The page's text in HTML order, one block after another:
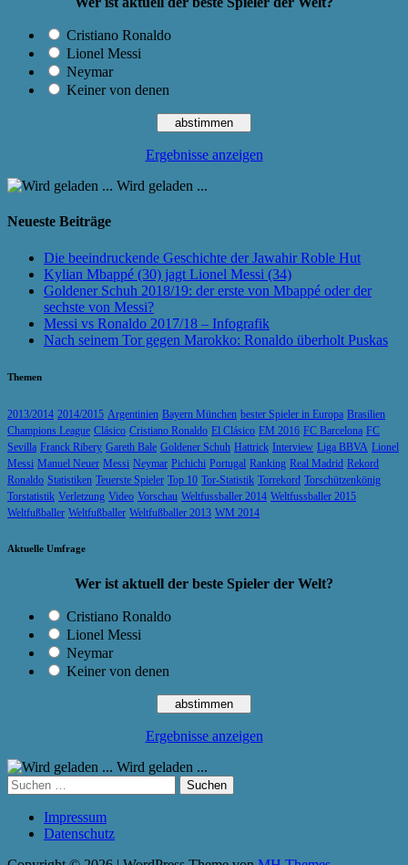
Cristiano Ronaldo
Lionel Messi
Neymar
Keiner von denen
Ergebnisse anzeigen
Wird geladen ...
Neueste Beiträge
Die beeindruckende Geschichte der Jawahir Roble Hut
Kylian Mbappé (30) jagt Lionel Messi (34)
Goldener Schuh 2018/19: der erste von Mbappé oder der
sechste von Messi?
Messi vs Ronaldo 2017/18 – Infografik
Nach seinem Tor gegen Marokko: Ronaldo überholt Puskas
Themen
2013/2014 2014/2015 Argentinien Bayern München bester Spieler in Europa Brasilien
Champions League Clásico Cristiano Ronaldo El Clásico EM 2016 FC Barcelona FC
Sevilla Franck Ribery Gareth Bale Goldener Schuh Hattrick Interview Liga BBVA Lionel
Messi Manuel Neuer Messi Neymar Pichichi Portugal Ranking Real Madrid Rekord
Ronaldo Statistiken Teuerste Spieler Top 10 Tor-Statistik Torrekord Torschützenkönig
Torstatistik Verletzung Video Vorschau Weltfussballer 2014 Weltfussballer 2015
Weltfußballer Weltfußballer Weltfußballer 2013 WM 2014
Aktuelle Umfrage
Wer ist aktuell der beste Spieler der Welt?
Cristiano Ronaldo
Lionel Messi
Neymar
Keiner von denen
Ergebnisse anzeigen
Wird geladen ...
Suchen
nach:
Impressum
Datenschutz